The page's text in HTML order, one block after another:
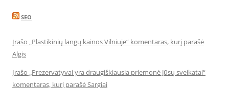
SEO
Įrašo „Plastikinių langų kainos Vilniuje“ komentaras, kurį parašė
Algis
Įrašo „Prezervatyvai yra draugiškiausia priemonė Jūsų sveikatai“
komentaras, kurį parašė Sargiai